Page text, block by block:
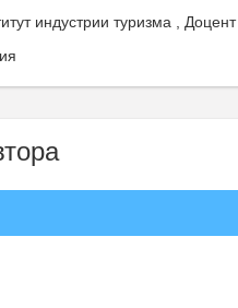
индустрии туризма , Доцент ,